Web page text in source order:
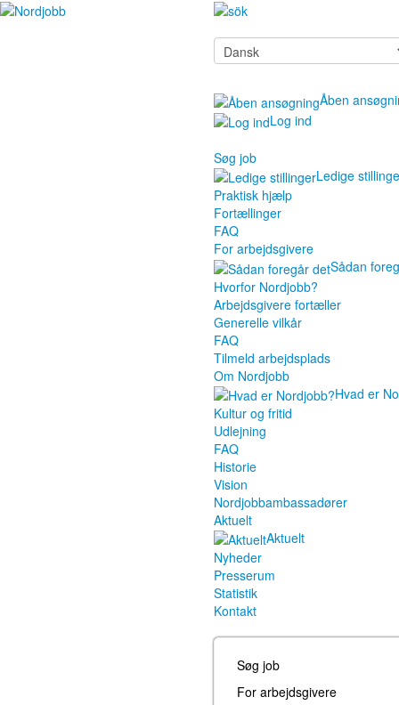
Åben
Log ind
Søg job
Ledige
Praktisk hjælp
Fortællinger
FAQ
For arbejdsgivere
Sådan
Hvorfor Nordjobb?
Arbejdsgivere fortæller
Generelle vilkår
FAQ
Tilmeld arbejdsplads
Om Nordjobb
Hvad er
Kultur og fritid
Udlejning
FAQ
Historie
Vision
Nordjobbambassadører
Aktuelt
Aktuelt
Nyheder
Presserum
Statistik
Kontakt
Søg job
For arbejdsgivere